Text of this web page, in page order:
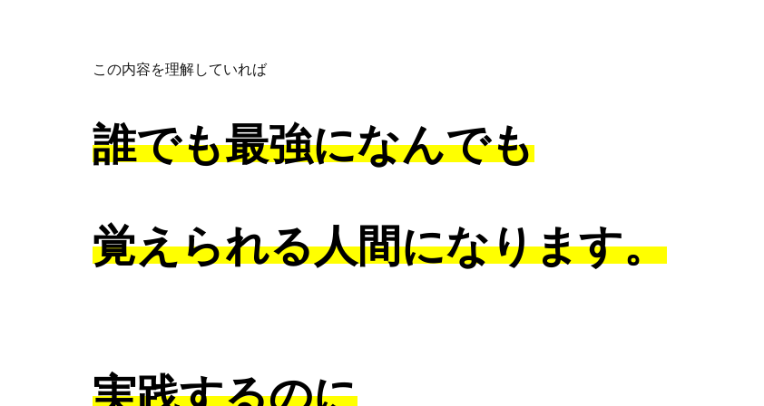
この内容を理解していれば
誰でも最強になんでも
覚えられる人間になります。
実践するのに